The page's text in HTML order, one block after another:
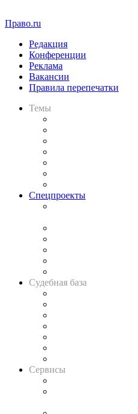
Право.ru
Редакция
Конференции
Реклама
Вакансии
Правила перепечатки
Темы
Спецпроекты
Судебная база
Сервисы